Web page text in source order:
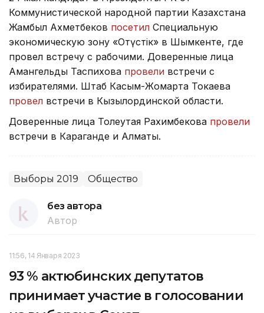
Коммунистической народной партии Казахстана
Жамбыл Ахметбеков посетил Специальную
экономическую зону «Оңтүстік» в Шымкенте, где
провел встречу с рабочими. Доверенные лица
Амангельды Таспихова провели встречи с
избирателями. Штаб Касым-Жомарта Токаева
провел встречи в Кызылординской области.
Доверенные лица Толеутая Рахимбекова провели
встречи в Караганде и Алматы.
Выборы 2019 Общество
без автора
Автор
11:56, 14 Января 2023
93 % актюбинских депутатов
принимает участие в голосовании